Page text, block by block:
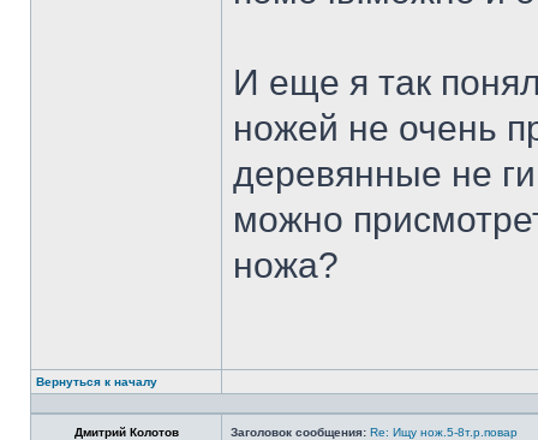
И еще я так
ножей не очень
деревянные не
можно
ножа?
Вернуться к началу
Дмитрий Колотов Заголовок сообщения: Re: Ищу нож.5-8т.р.повар